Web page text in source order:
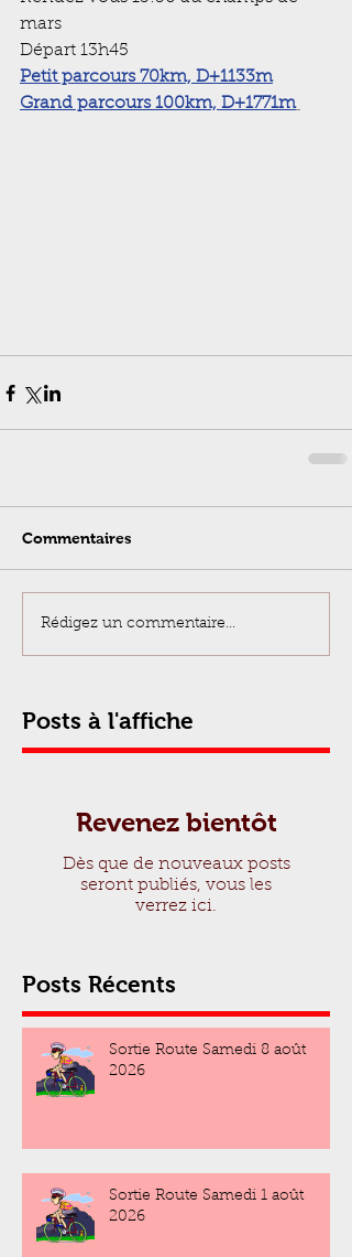
mars
Départ 13h45
Petit parcours 70km, D+1133m
Grand parcours 100km, D+1771m
Commentaires
Rédigez un commentaire...
Posts à l'affiche
Revenez bientôt
Dès que de nouveaux posts
seront publiés, vous les
verrez ici.
Posts Récents
Sortie Route Samedi 8 août
2026
Sortie Route Samedi 1 août
2026